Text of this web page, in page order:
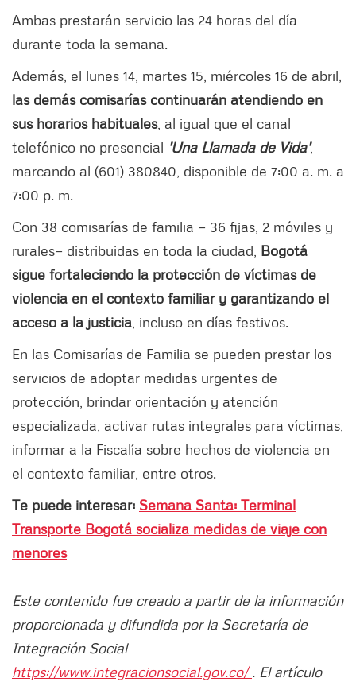
Ambas prestarán servicio las 24 horas del día
durante toda la semana.
Además, el lunes 14, martes 15, miércoles 16 de abril,
las demás comisarías continuarán atendiendo en
sus horarios habituales, al igual que el canal
telefónico no presencial 'Una Llamada de Vida',
marcando al (601) 380840, disponible de 7:00 a. m. a
7:00 p. m.
Con 38 comisarías de familia — 36 fijas, 2 móviles y
rurales— distribuidas en toda la ciudad, Bogotá
sigue fortaleciendo la protección de víctimas de
violencia en el contexto familiar y garantizando el
acceso a la justicia , incluso en días festivos.
En las Comisarías de Familia se pueden prestar los
servicios de adoptar medidas urgentes de
protección, brindar orientación y atención
especializada, activar rutas integrales para víctimas,
informar a la Fiscalía sobre hechos de violencia en
el contexto familiar, entre otros.
Te puede interesar: Semana Santa: Terminal
Transporte Bogotá socializa medidas de viaje con
menores
Este contenido fue creado a partir de la información
proporcionada y difundida por la Secretaría de
Integración Social
https://www.integracionsocial.gov.co/. El artículo